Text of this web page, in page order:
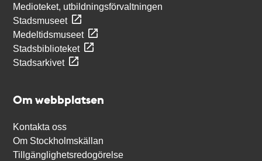
Medioteket, utbildningsförvaltningen
Stadsmuseet
Medeltidsmuseet
Stadsbiblioteket
Stadsarkivet
Om webbplatsen
Kontakta oss
Om Stockholmskällan
Tillgänglighetsredogörelse